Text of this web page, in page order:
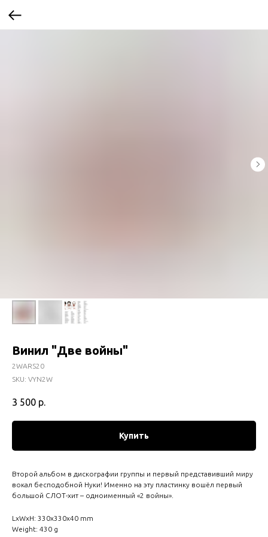
Винил "Две войны"
2WARS20
SKU: VYN2W
3 500 р.
Купить
Второй альбом в дискографии группы и первый представивший миру
вокал бесподобной Нуки! Именно на эту пластинку вошёл первый
большой СЛОТ-хит – одноименный «2 войны».
LxWxH: 330x330x40 mm
Weight: 430 g